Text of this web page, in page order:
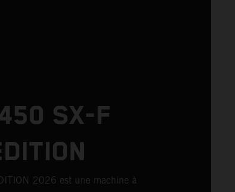
SX-F
2026 est une machine à